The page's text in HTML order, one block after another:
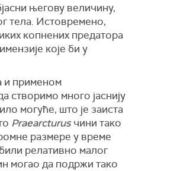
његову величину,
тела. Истовремено,
копнених предатора
које би у
и применом
створимо много јаснију
могуће, што је заиста
Praearcturusчини тако
размере у време
релативно малог
могао да подржи тако